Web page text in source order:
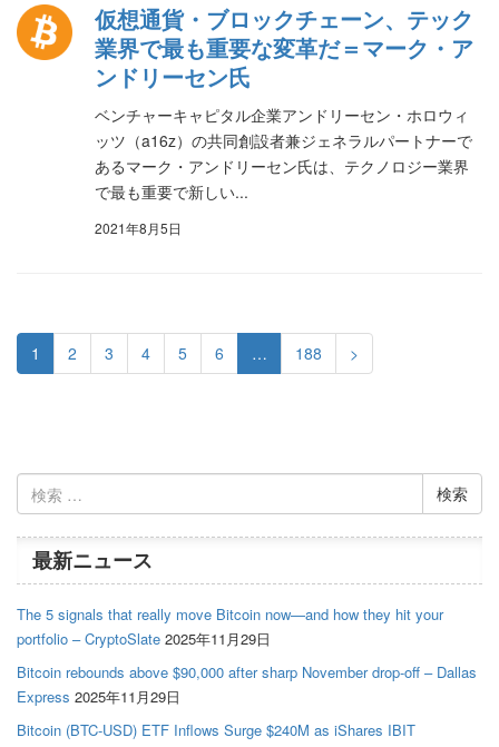
仮想通貨・ブロックチェーン、テック
業界で最も重要な変革だ＝マーク・ア
ンドリーセン氏
ベンチャーキャピタル企業アンドリーセン・ホロウィ
ッツ（a16z）の共同創設者兼ジェネラルパートナーで
あるマーク・アンドリーセン氏は、テクノロジー業界
で最も重要で新しい...
2021年8月5日
1 2 3 4 5 6 … 188 >
索:
最新ニュース
The 5 signals that really move Bitcoin now—and how they hit your
portfolio – CryptoSlate 2025年11月29日
Bitcoin rebounds above $90,000 after sharp November drop-off – Dallas
Express 2025年11月29日
Bitcoin (BTC-USD) ETF Inflows Surge $240M as iShares IBIT